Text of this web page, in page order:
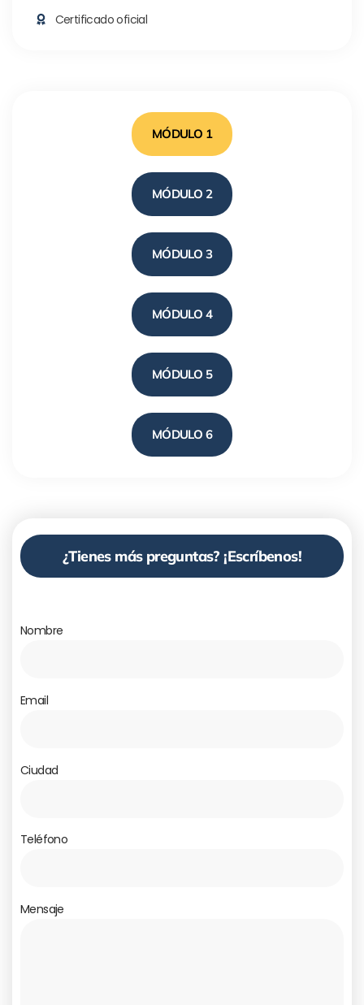
Certificado oficial
MÓDULO 1
MÓDULO 2
MÓDULO 3
MÓDULO 4
MÓDULO 5
MÓDULO 6
¿Tienes más preguntas? ¡Escríbenos!
Nombre
Email
Ciudad
Teléfono
Mensaje